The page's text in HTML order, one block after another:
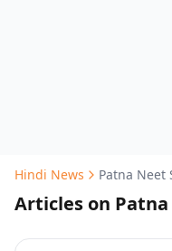
Hindi News Patna Neet